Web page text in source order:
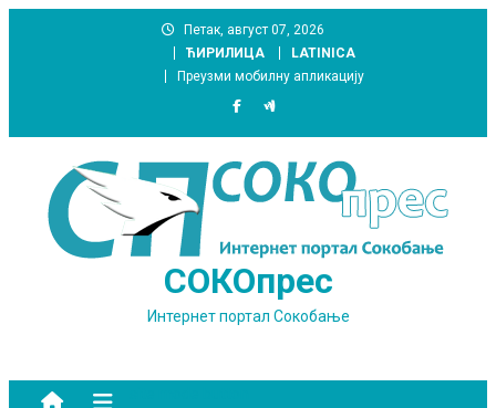
Петак, август 07, 2026
ЋИРИЛИЦА
LATINICA
Преузми мобилну апликацију
СОКОпрес
Интернет портал Сокобање